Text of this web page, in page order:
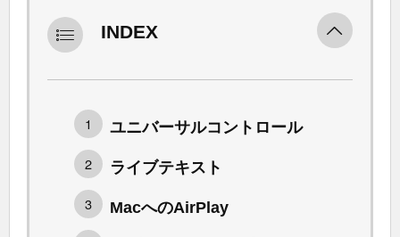
INDEX
ユニバーサルコントロール
ライブテキスト
MacへのAirPlay